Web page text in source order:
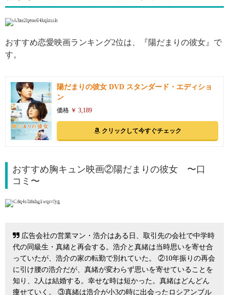
引用: http://www.hidamari-movie.com/
おすすめ恋愛映画ランキング2位は、『陽だまりの彼女』で
す。
陽だまりの彼女 DVD スタンダード・エディショ
ン
価格 ￥ 3,189
クリックして今すぐチェック
おすすめ胸キュン映画②陽だまりの彼女 〜口
コミ〜
引用: http://www.hidamari-movie.com/
広告会社の営業マン・浩介はある日、取引先の会社で中学時
代の同級生・真緒と再会する。浩介と真緒は当時思いを寄せ合
っていたが、浩介の家の転勤で別れていた。 ②10年振りの再会
に引け腰の浩介だが、真緒が変わらず思いを寄せていることを
知り、2人は結婚する。幸せな時は短かった。真緒はどんどん
痩せていく。 ③真緒は浩介が小3の時に出会ったロシアンブル